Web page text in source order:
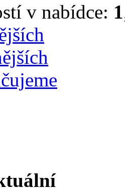
v nabídce: 1